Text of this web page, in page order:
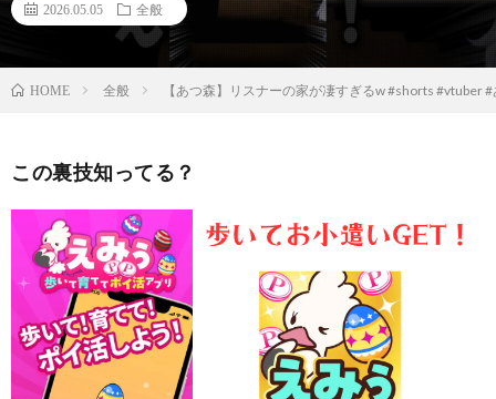
2026.05.05 全般
HOME 全般 【あつ森】リスナーの家が凄すぎるw #shorts #vtuber
この裏技知ってる？